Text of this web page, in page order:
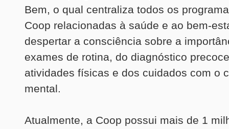
Bem, o qual centraliza todos os
Coop relacionadas à saúde e ao bem-
despertar a consciência sobre a
exames de rotina, do diagnóstico
atividades físicas e dos cuidados com o
mental.
Atualmente, a Coop possui mais de 1